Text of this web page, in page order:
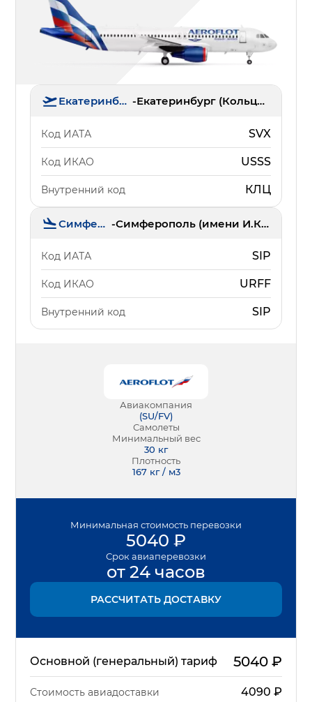
Екатеринбург - Екатеринбург (Кольцово)
Код ИАТА SVX
Код ИКАО USSS
Внутренний код КЛЦ
Симферополь - Симферополь (имени И.К. Айвазовского)
Код ИАТА SIP
Код ИКАО URFF
Внутренний код SIP
Авиакомпания
(SU/FV)
Самолеты
Минимальный вес
30 кг
Плотность
167 кг / м3
Минимальная стоимость перевозки
5040 ₽
Срок авиаперевозки
от 24 часов
РАССЧИТАТЬ ДОСТАВКУ
Основной (генеральный) тариф 5040₽
Стоимость авиадоставки 4090 ₽